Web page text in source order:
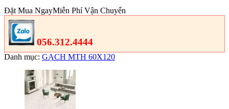
Đặt Mua NgayMiễn Phí Vận Chuyển
056.312.4444
Danh mục: GẠCH MTH 60X120